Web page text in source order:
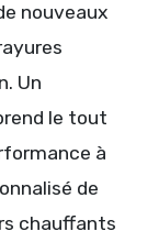
nouveaux
Un
le tout
à
de
chauffants